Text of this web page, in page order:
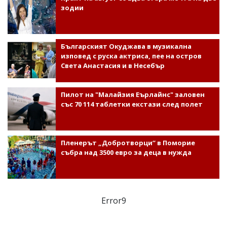
зодии
Българският Окуджава в музикална
изповед с руска актриса, пее на остров
Света Анастасия и в Несебър
Пилот на "Малайзия Еърлайнс" заловен
със 70 114 таблетки екстази след полет
Пленерът „Добротворци“ в Поморие
събра над 3500 евро за деца в нужда
Error9